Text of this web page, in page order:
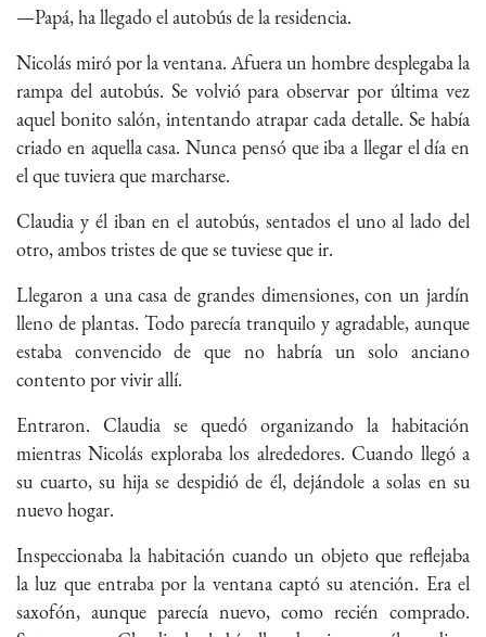
—Papá, ha llegado el autobús de la residencia.
Nicolás miró por la ventana. Afuera un hombre desplegaba la
rampa del autobús. Se volvió para observar por última vez
aquel bonito salón, intentando atrapar cada detalle. Se había
criado en aquella casa. Nunca pensó que iba a llegar el día en
el que tuviera que marcharse.
Claudia y él iban en el autobús, sentados el uno al lado del
otro, ambos tristes de que se tuviese que ir.
Llegaron a una casa de grandes dimensiones, con un jardín
lleno de plantas. Todo parecía tranquilo y agradable, aunque
estaba convencido de que no habría un solo anciano
contento por vivir allí.
Entraron. Claudia se quedó organizando la habitación
mientras Nicolás exploraba los alrededores. Cuando llegó a
su cuarto, su hija se despidió de él, dejándole a solas en su
nuevo hogar.
Inspeccionaba la habitación cuando un objeto que reflejaba
la luz que entraba por la ventana captó su atención. Era el
saxofón, aunque parecía nuevo, como recién comprado.